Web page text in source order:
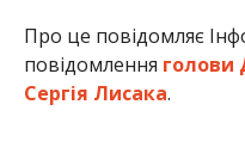
Про це повідомляє
повідомлення голови
Сергія Лисака.